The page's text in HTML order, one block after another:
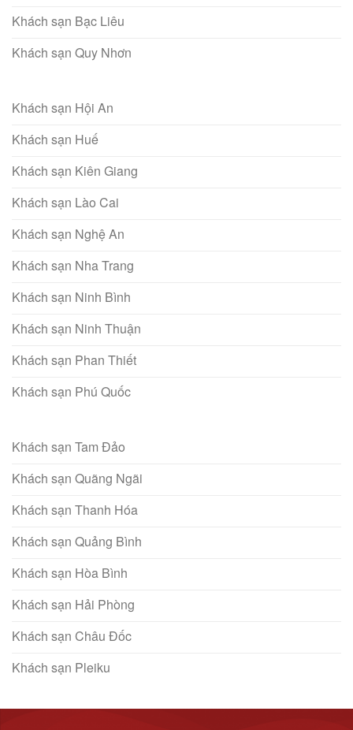
Khách sạn Bạc Liêu
Khách sạn Quy Nhơn
Khách sạn Hội An
Khách sạn Huế
Khách sạn Kiên Giang
Khách sạn Lào Cai
Khách sạn Nghệ An
Khách sạn Nha Trang
Khách sạn Ninh Bình
Khách sạn Ninh Thuận
Khách sạn Phan Thiết
Khách sạn Phú Quốc
Khách sạn Tam Đảo
Khách sạn Quãng Ngãi
Khách sạn Thanh Hóa
Khách sạn Quảng Bình
Khách sạn Hòa Bình
Khách sạn Hải Phòng
Khách sạn Châu Đốc
Khách sạn Pleiku